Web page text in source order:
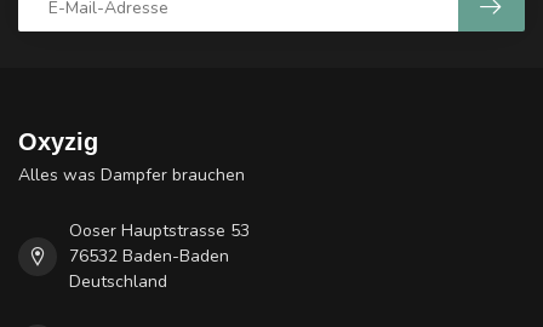
Oxyzig
Alles was Dampfer brauchen
Ooser Hauptstrasse 53
76532 Baden-Baden
Deutschland